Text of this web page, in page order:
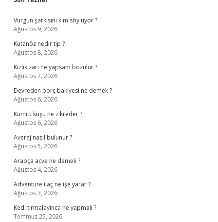
Sidebar
Vurgun şarkısını kim söylüyor ?
Ağustos 9, 2026
Kutanöz nedir tip ?
Ağustos 8, 2026
Kızlık zarı ne yapsam bozulur ?
Ağustos 7, 2026
Devreden borç bakiyesi ne demek ?
Ağustos 6, 2026
Kumru kuşu ne zikreder ?
Ağustos 6, 2026
Averaj nasıl bulunur ?
Ağustos 5, 2026
Arapça acve ne demek ?
Ağustos 4, 2026
Adventure ilaç ne işe yarar ?
Ağustos 3, 2026
Kedi tirmalayinca ne yapmalı ?
Temmuz 25, 2026